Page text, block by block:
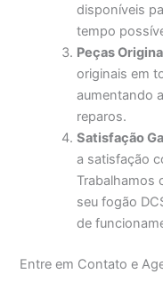
disponíveis
tempo
Peças
originais em
aumentando
reparos.
Satisfação
a satisfação
Trabalhamos
seu fogão
de
Entre em Contato e